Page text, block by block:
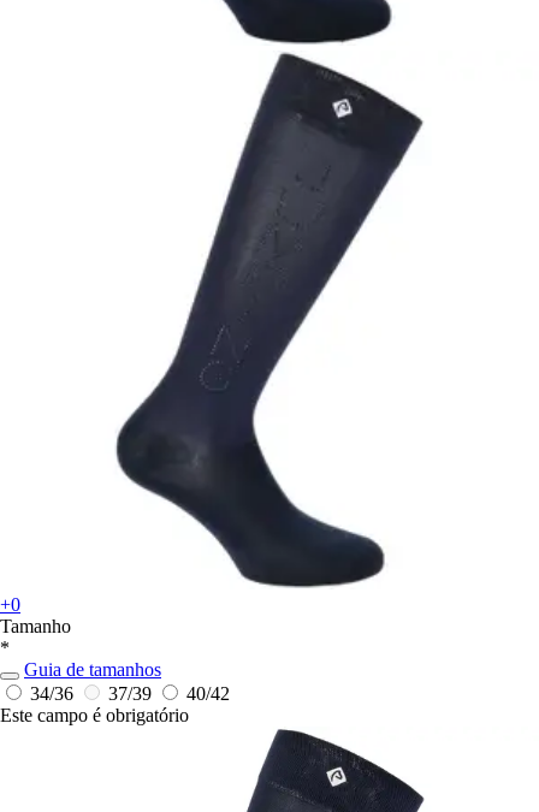
+0
Tamanho
*
Guia de tamanhos
34/36
37/39
40/42
Este campo é obrigatório